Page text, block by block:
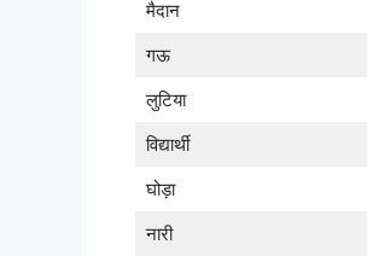
मैदान
गऊ
लुटिया
विद्यार्थी
घोड़ा
नारी